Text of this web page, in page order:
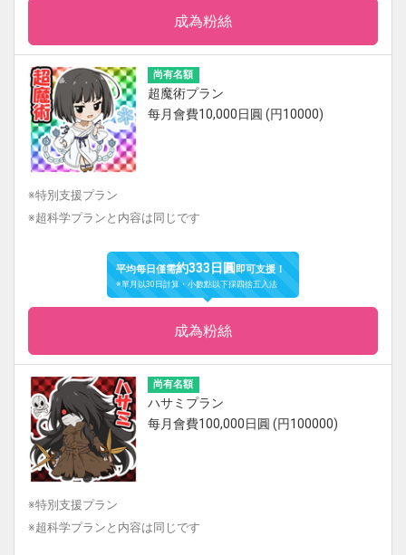
成為粉絲
尚有名額
超魔術プラン
每月會費10,000日圓 (円10000)
※特別支援プラン
※超科学プランと内容は同じです
平均每日僅需約333日圓即可支援！
※單月以30日計算・小數點以下採四捨五入法
成為粉絲
尚有名額
ハサミプラン
每月會費100,000日圓 (円100000)
※特別支援プラン
※超科学プランと内容は同じです